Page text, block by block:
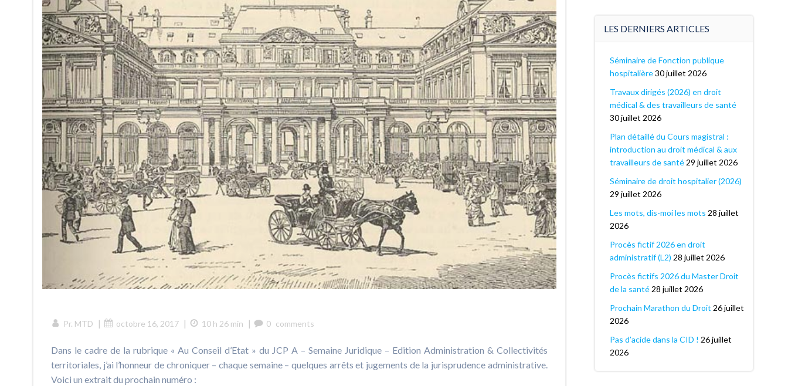
Pr. MTD | octobre 16, 2017 | 10 h 26 min | 0 comments
Dans le cadre de la rubrique « Au Conseil d’Etat » du JCP A – Semaine Juridique – Edition Administration & Collectivités
territoriales, j’ai l’honneur de chroniquer – chaque semaine – quelques arrêts et jugements de la jurisprudence administrative.
Voici un extrait du prochain numéro :
LES DERNIERS ARTICLES
Séminaire de Fonction publique
hospitalière 30 juillet 2026
Travaux dirigés (2026) en droit
médical & des travailleurs de santé
30 juillet 2026
Plan détaillé du Cours magistral :
introduction au droit médical & aux
travailleurs de santé 29 juillet 2026
Séminaire de droit hospitalier (2026)
29 juillet 2026
Les mots, dis-moi les mots 28 juillet
2026
Procès fictif 2026 en droit
administratif (L2) 28 juillet 2026
Procès fictifs 2026 du Master Droit
de la santé 28 juillet 2026
Prochain Marathon du Droit 26 juillet
2026
Pas d’acide dans la CID ! 26 juillet
2026